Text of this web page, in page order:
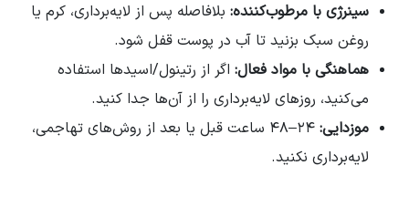
سینرژی با مرطوب‌کننده: بلافاصله پس از لایه‌برداری، کرم یا
روغن سبک بزنید تا آب در پوست قفل شود.
هماهنگی با مواد فعال: اگر از رتینول/اسیدها استفاده
می‌کنید، روزهای لایه‌برداری را از آن‌ها جدا کنید.
موزدایی:
۲۴–۴۸ ساعت قبل یا بعد از روش‌های تهاجمی،
لایه‌برداری نکنید.